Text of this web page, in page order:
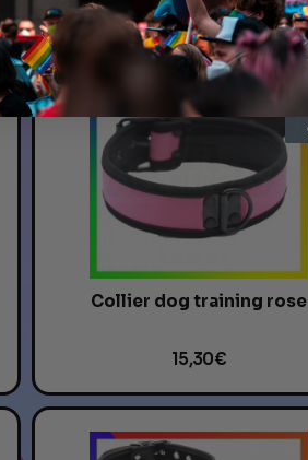
Collier dog training rose
15,30 €